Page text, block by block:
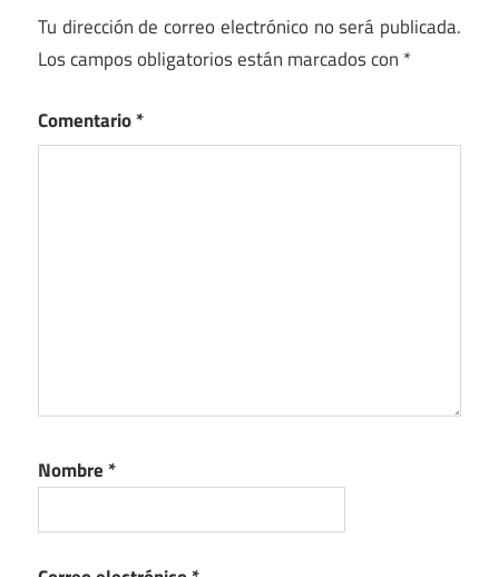
Tu dirección de correo electrónico no será publicada.
Los campos obligatorios están marcados con *
Comentario*
Nombre *